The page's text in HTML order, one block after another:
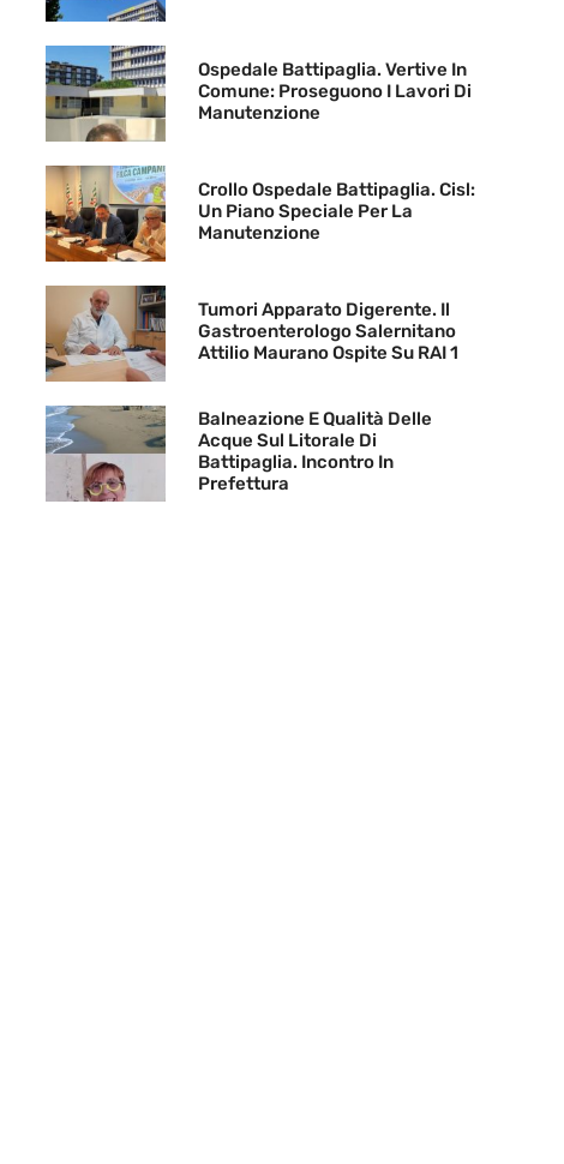
Ospedale Battipaglia. Vertive In
Comune: Proseguono I Lavori Di
Manutenzione
Crollo Ospedale Battipaglia. Cisl:
Un Piano Speciale Per La
Manutenzione
Tumori Apparato Digerente. Il
Gastroenterologo Salernitano
Attilio Maurano Ospite Su RAI 1
Balneazione E Qualità Delle
Acque Sul Litorale Di
Battipaglia. Incontro In
Prefettura